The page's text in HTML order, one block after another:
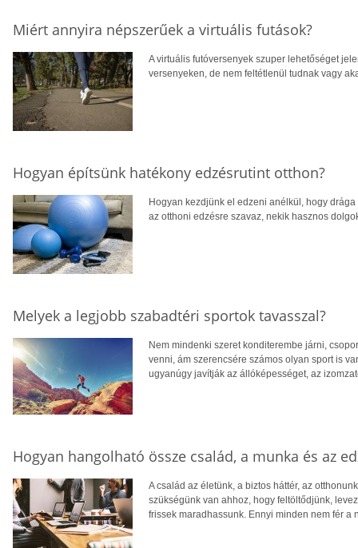
Miért annyira népszerűek a virtuális futások?
A virtuális futóversenyek szuper lehetőséget
versenyeken, de nem feltétlenül tudnak vagy
Hogyan építsünk hatékony edzésrutint otthon?
Hogyan kezdjünk el edzeni anélkül, hogy
az otthoni edzésre szavaz, nekik hasznos
Melyek a legjobb szabadtéri sportok tavasszal?
Nem mindenki szeret konditerembe járni,
venni, ám szerencsére számos olyan sport is
ugyanúgy javítják az állóképességet, az
Hogyan hangolható össze család, a munka és az
A család az életünk, a biztos háttér, az
szükségünk van ahhoz, hogy feltöltődjünk,
frissek maradhassunk. Ennyi minden nem fér a